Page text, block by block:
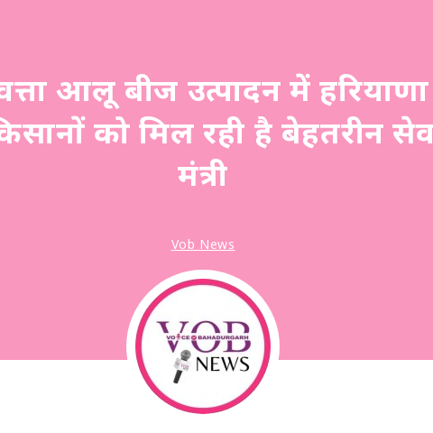
आलू बीज उत्पादन में
को मिल रही है बेहतरीन
मंत्री
Vob News